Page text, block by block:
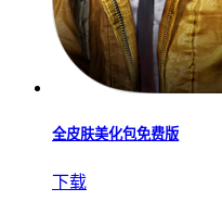
全皮肤美化包免费版
下载